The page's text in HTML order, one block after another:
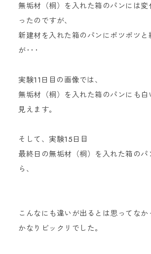
無垢材（桐）を入れた箱のパンには
ったのですが、
新建材を入れた箱のパンにポツポツと
が･･･
実験11日目の画像では、
無垢材（桐）を入れた箱のパンにも
見えます。
そして、実験15日目
最終日の無垢材（桐）を入れた箱のパ
ら、
こんなにも違いが出るとは思ってなか
かなりビックリでした。